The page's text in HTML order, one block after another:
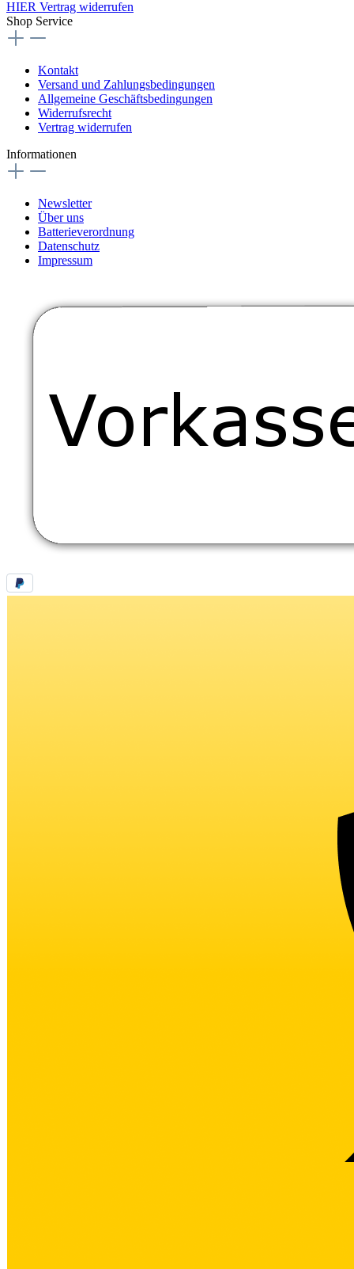
HIER Vertrag widerrufen
Shop Service
Kontakt
Versand und Zahlungsbedingungen
Allgemeine Geschäftsbedingungen
Widerrufsrecht
Vertrag widerrufen
Informationen
Newsletter
Über uns
Batterieverordnung
Datenschutz
Impressum